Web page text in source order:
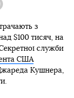
з
$100 тисяч, на
служби
США
Кушнера,